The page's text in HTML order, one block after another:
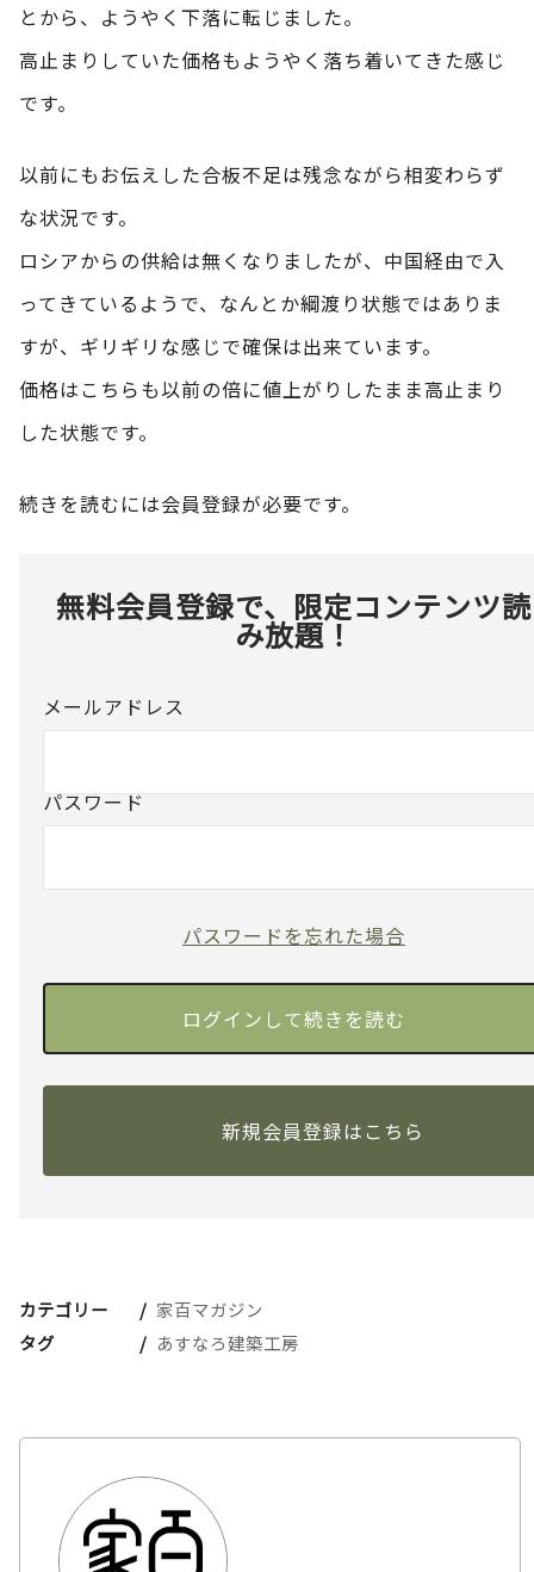
とから、ようやく下落に転じました。
高止まりしていた価格もようやく落ち着いてきた感じ
です。
以前にもお伝えした合板不足は残念ながら相変わらず
な状況です。
ロシアからの供給は無くなりましたが、中国経由で入
ってきているようで、なんとか綱渡り状態ではありま
すが、ギリギリな感じで確保は出来ています。
価格はこちらも以前の倍に値上がりしたまま高止まり
した状態です。
続きを読むには会員登録が必要です。
無料会員登録で、限定コンテンツ読
み放題！
メールアドレス
パスワード
パスワードを忘れた場合
新規会員登録はこちら
カテゴリー
家百マガジン
タグ
あすなろ建築工房